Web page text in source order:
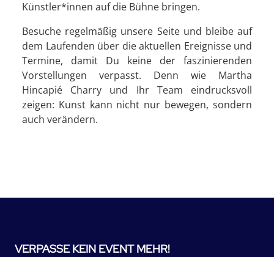
Künstler*innen auf die Bühne bringen.
Besuche regelmäßig unsere Seite und bleibe auf
dem Laufenden über die aktuellen Ereignisse und
Termine, damit Du keine der faszinierenden
Vorstellungen verpasst. Denn wie Martha
Hincapié Charry und Ihr Team eindrucksvoll
zeigen: Kunst kann nicht nur bewegen, sondern
auch verändern.
VERPASSE KEIN EVENT MEHR!